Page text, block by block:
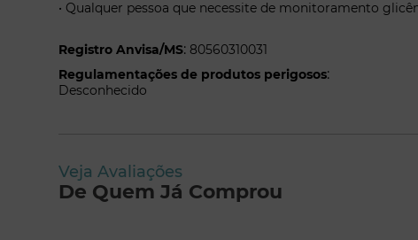
• Qualquer pessoa que necessite de monitoramento
Registro Anvisa/MS: 80560310031
Regulamentações de produtos perigosos:
Desconhecido
Veja Avaliações
De Quem Já Comprou